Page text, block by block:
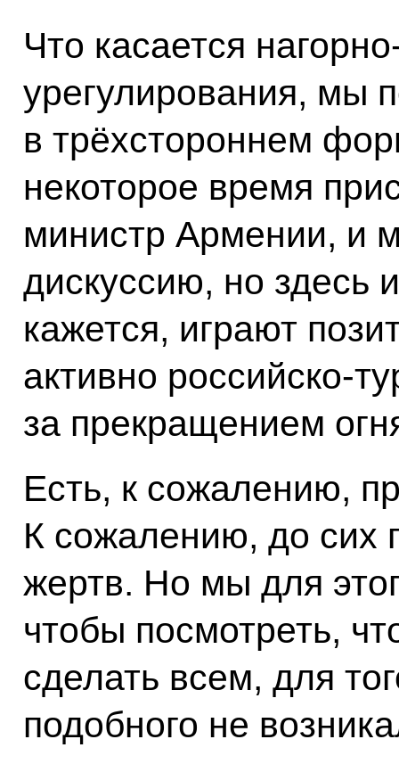
Что касается
урегулирования, мы
в трёхстороннем
некоторое время
министр Армении, и
дискуссию, но
кажется, играют
активно российско-
за прекращением
Есть, к сожалению,
К сожалению, до сих
жертв. Но мы для
чтобы посмотреть,
сделать всем, для
подобного не